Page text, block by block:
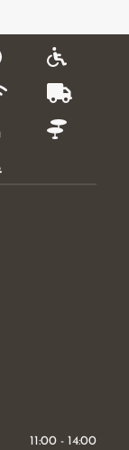
11:00 - 14:00